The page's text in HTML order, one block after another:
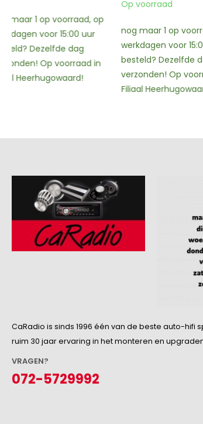
€339,00. €239,00.
nog maar 1 op voorraad, op
werkdagen voor 15:00 uur
besteld? Dezelfde dag
verzonden! Op voorraad in
werkdagen en
binnen 3 – 4
CaRadio is sinds 1996 één van de beste auto-
ruim 30 jaar ervaring in het monteren en
VRAGEN?
072-5729992